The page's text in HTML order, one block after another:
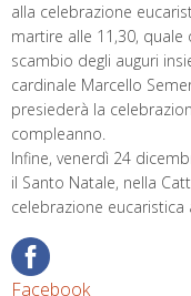
alla celebrazione
martire alle 11,30,
scambio degli auguri
cardinale Marcello
presiederà la
compleanno.
Infine, venerdì 24
il Santo Natale, nella
celebrazione eucaristica
Facebook